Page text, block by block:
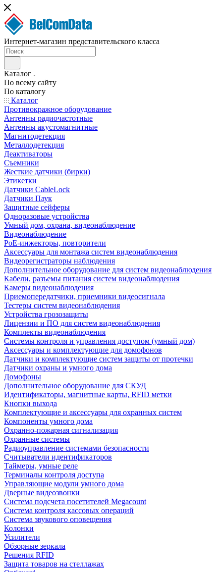
Интернет-магазин представительского класса
Каталог
По всему сайту
По каталогу
Каталог
Противокражное оборудование
Антенны радиочастотные
Антенны акустомагнитные
Магнитодетекция
Металлодетекция
Деактиваторы
Съемники
Жесткие датчики (бирки)
Этикетки
Датчики CableLock
Датчики Паук
Защитные сейферы
Одноразовые устройства
Умный дом, охрана, видеонаблюдение
Видеонаблюдение
PoE-инжекторы, повторители
Аксессуары для монтажа систем видеонаблюдения
Видеорегистраторы наблюдения
Дополнительное оборудование для систем видеонаблюдения
Кабели, разъемы питания систем видеонаблюдения
Камеры видеонаблюдения
Приемопередатчики, приемники видеосигнала
Тестеры систем видеонаблюдения
Устройства грозозащиты
Лицензии и ПО для систем видеонаблюдения
Комплекты видеонаблюдения
Системы контроля и управления доступом (умный дом)
Аксессуары и комплектующие для домофонов
Датчики и комплектующие систем защиты от протечки
Датчики охраны и умного дома
Домофоны
Дополнительное оборудование для СКУД
Идентификаторы, магнитные карты, RFID метки
Кнопки выхода
Комплектующие и аксессуары для охранных систем
Компоненты умного дома
Охранно-пожарная сигнализация
Охранные системы
Радиоуправление системами безопасности
Считыватели идентификаторов
Таймеры, умные реле
Терминалы контроля доступа
Управляющие модули умного дома
Дверные видеозвонки
Система подсчета посетителей Megacount
Система контроля кассовых операций
Система звукового оповещения
Колонки
Усилители
Обзорные зеркала
Решения RFID
Защита товаров на стеллажах